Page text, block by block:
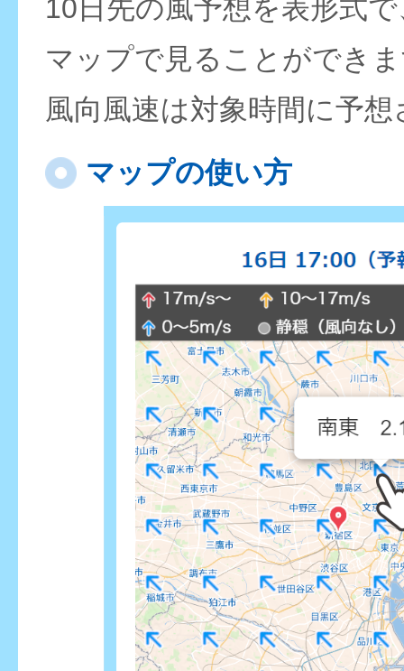
10日先の風予想を表形式
マップで見ることができ
風向風速は対象時間に予
マップの使い方